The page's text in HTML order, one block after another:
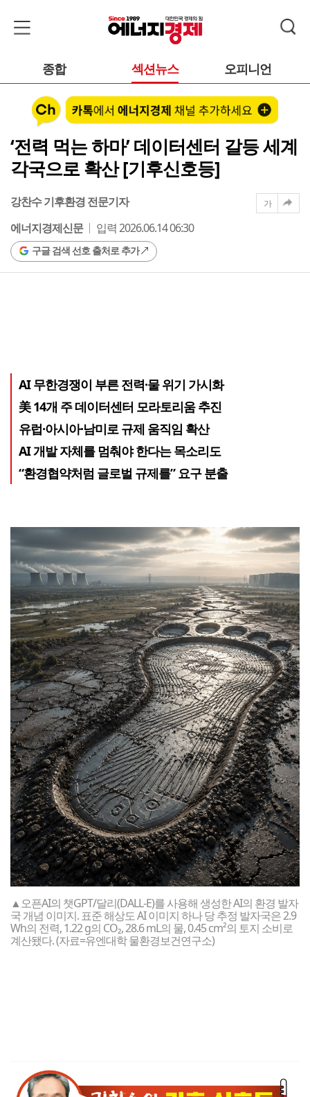
종합 섹션뉴스 오피니언
‘전력 먹는 하마’ 데이터센터 갈등 세계
각국으로 확산 [기후신호등]
강찬수 기후환경 전문기자
에너지경제신문
입력 2026.06.14 06:30
구글 검색 선호 출처로 추가
가
AI 무한경쟁이 부른 전력·물 위기 가시화
美 14개 주 데이터센터 모라토리움 추진
유럽·아시아·남미로 규제 움직임 확산
AI 개발 자체를 멈춰야 한다는 목소리도
“환경협약처럼 글로벌 규제를” 요구 분출
▲오픈AI의 챗GPT/달리(DALL-E)를 사용해 생성한 AI의 환경 발자
국 개념 이미지. 표준 해상도 AI 이미지 하나 당 추정 발자국은 2.9
Wh의 전력, 1.22 g의 CO₂, 28.6 mL의 물, 0.45 cm²의 토지 소비로
계산됐다. (자료=유엔대학 물환경보건연구소)